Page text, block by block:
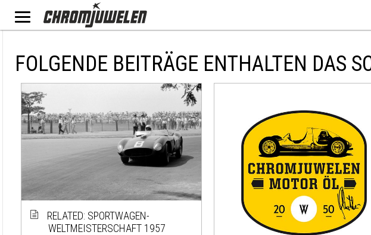
FOLGENDE BEITRÄGE ENTHALTEN DAS
RELATED: SPORTWAGEN-
WELTMEISTERSCHAFT 1957